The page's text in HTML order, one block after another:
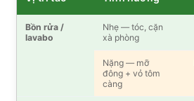
Bồn rửa /
lavabo
Nhẹ — tóc, cặn
xà phòng
Nặng — mỡ
đông + vỏ tôm
càng